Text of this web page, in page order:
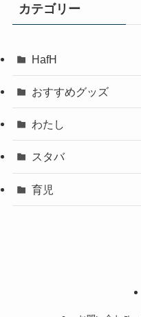
カテゴリー
HafH
おすすめグッズ
わたし
スタバ
育児